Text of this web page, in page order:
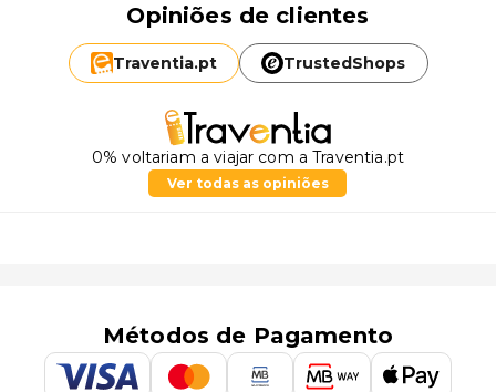
Opiniões de clientes
Traventia.pt TrustedShops
0% voltariam a viajar com a Traventia.pt
Ver todas as opiniões
Métodos de Pagamento